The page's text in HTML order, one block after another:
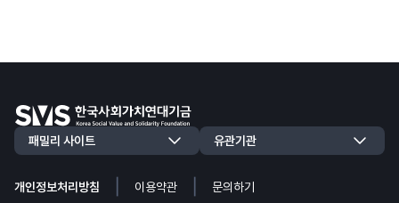
개인정보처리방침 이용약관 문의하기